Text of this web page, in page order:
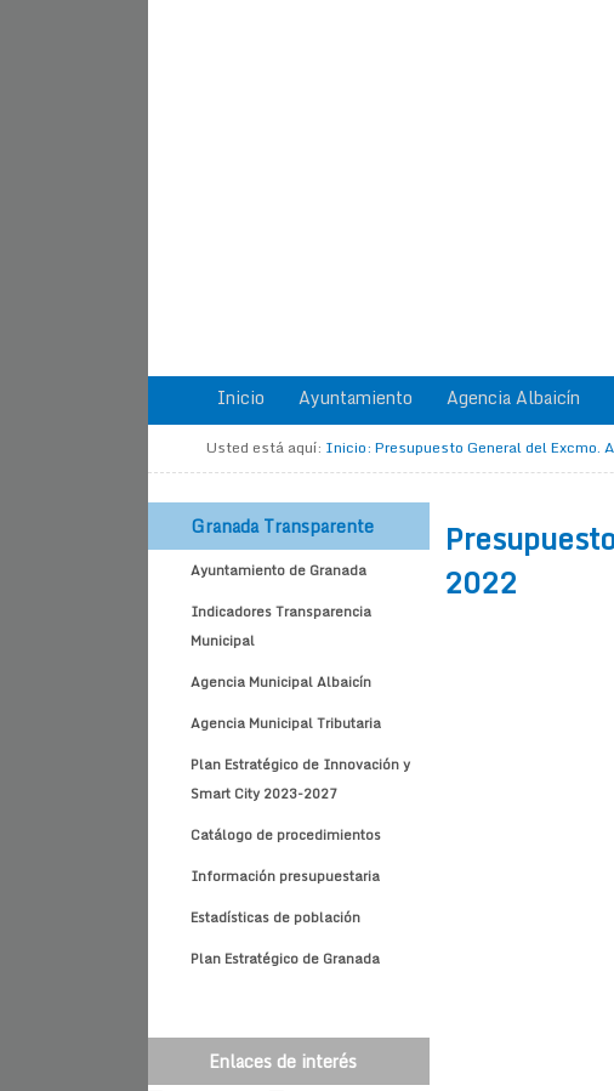
Inicio Ayuntamiento Agencia Albaicín
Usted está aquí: Inicio: Presupuesto General del Excmo.
Granada Transparente
Ayuntamiento de Granada
Indicadores Transparencia
Municipal
Agencia Municipal Albaicín
Agencia Municipal Tributaria
Plan Estratégico de Innovación y
Smart City 2023-2027
Catálogo de procedimientos
Información presupuestaria
Estadísticas de población
Plan Estratégico de Granada
Enlaces de interés
2022